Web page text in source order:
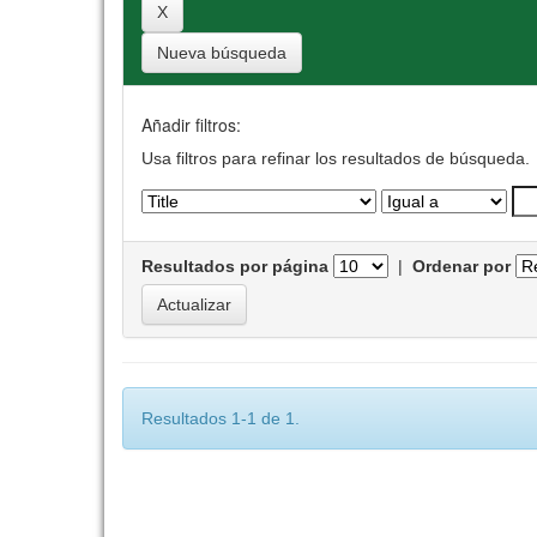
Nueva búsqueda
Añadir filtros:
Usa filtros para refinar los resultados de búsqueda.
Resultados por página | Ordenar por
Resultados 1-1 de 1.